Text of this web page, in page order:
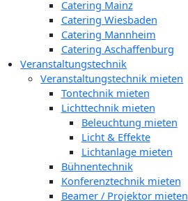
Catering Mainz
Catering Wiesbaden
Catering Mannheim
Catering Aschaffenburg
Veranstaltungstechnik
Veranstaltungstechnik mieten
Tontechnik mieten
Lichttechnik mieten
Beleuchtung mieten
Licht & Effekte
Lichtanlage mieten
Bühnentechnik
Konferenztechnik mieten
Beamer / Projektor mieten